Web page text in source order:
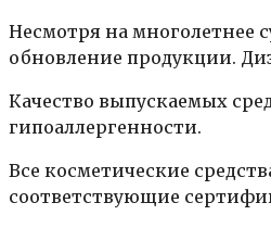
Несмотря на многолетнее
обновление продукции.
Качество выпускаемых
гипоаллергенности.
Все косметические
соответствующие